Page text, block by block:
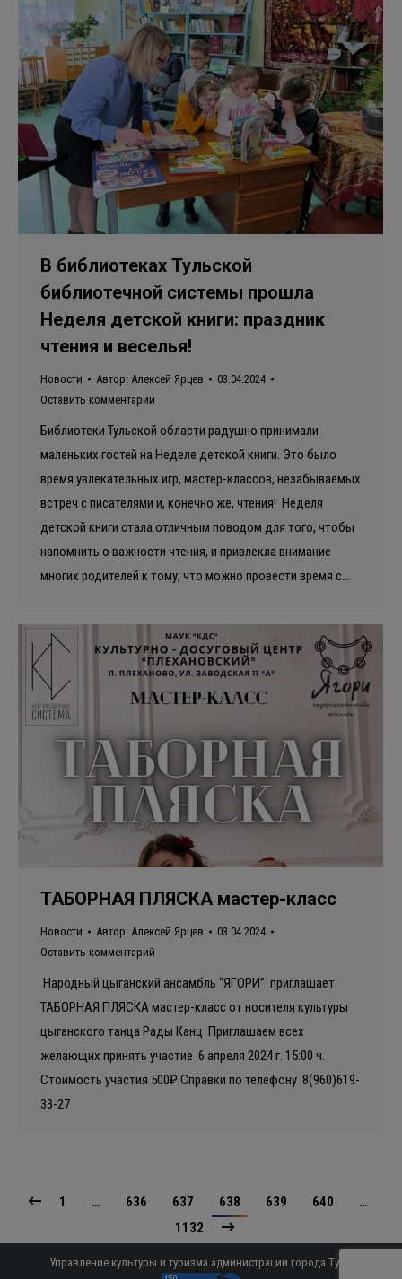
В библиотеках Тульской
библиотечной системы прошла
Неделя детской книги: праздник
чтения и веселья!
Новости Автор: Алексей Ярцев
03.04.2024
Оставить комментарий
Библиотеки Тульской области радушно принимали
маленьких гостей на Неделе детской книги. Это было
время увлекательных игр, мастер-классов, незабываемых
встреч с писателями и, конечно же, чтения! Неделя
детской книги стала отличным поводом для того, чтобы
напомнить о важности чтения, и привлекла внимание
многих родителей к тому, что можно провести время с…
ТАБОРНАЯ ПЛЯСКА мастер-класс
Новости Автор: Алексей Ярцев
03.04.2024
Оставить комментарий
Народный цыганский ансамбль “ЯГОРИ” приглашает
ТАБОРНАЯ ПЛЯСКА мастер-класс от носителя культуры
цыганского танца Рады Канц Приглашаем всех
желающих принять участие 6 апреля 2024 г. 15:00 ч.
Стоимость участия 500₽ Справки по телефону 8(960)619-
33-27
1 … 636 637 638 639 640
…
1132
Управление культуры и туризма администрации города Тулы